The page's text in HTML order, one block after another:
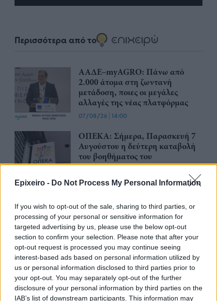
Epixeiro - Do Not Process My Personal Information
If you wish to opt-out of the sale, sharing to third parties, or
processing of your personal or sensitive information for
targeted advertising by us, please use the below opt-out
section to confirm your selection. Please note that after your
opt-out request is processed you may continue seeing
interest-based ads based on personal information utilized by
us or personal information disclosed to third parties prior to
your opt-out. You may separately opt-out of the further
disclosure of your personal information by third parties on the
IAB’s list of downstream participants. This information may
Περισσότερα από το
ΑΑΔΕ–myAGRO: Πάνω από
2.000 άτομα στη ζωντανή
μετάδοση, ποιες οι μεγάλες
αλλαγές της νέας πλατφόρμας
07/08/26 | 14:00
ΟΠΕΚΑ: Σήμερα, Παρασκευή 7
Αυγούστου η δεύτερη καταβολή
του βοηθήματος του
Λογαριασμού Αγροτικής Εστίας
07/08/26| 12:35
minimis αναφορικά με δυσμενείς
καιρικές συνθήκες, παγετό και
λειψυδρία
07/08/26
ΟΣΔΕ: Στη νέα ψηφιακή εποχή οι
αιτήσεις ενίσχυσης μέσω της
πλατφόρμας myAGRO
06/08/26|11:26